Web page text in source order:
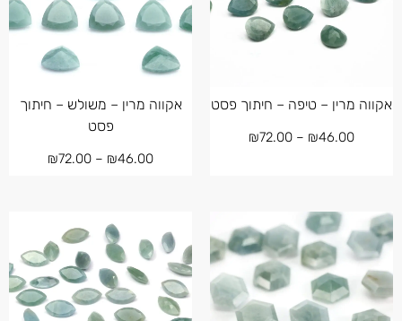
אקווה מרין – טיפה – חיתוך פסט
₪46.00
–
₪72.00
אקווה מרין – משולש – חיתוך
פסט
₪46.00
–
₪72.00